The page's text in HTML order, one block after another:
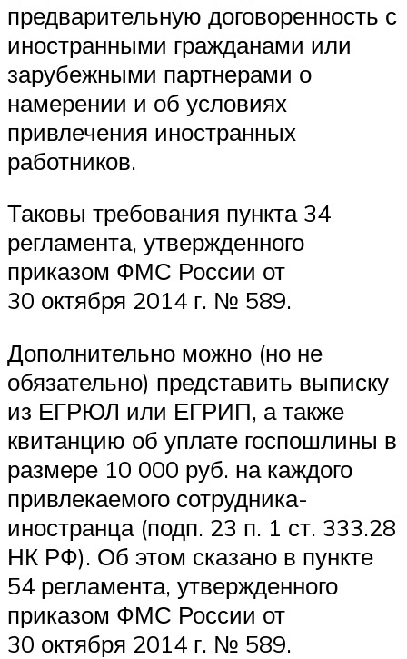
предварительную договоренность с
иностранными гражданами или
зарубежными партнерами о
намерении и об условиях
привлечения иностранных
работников.
Таковы требования пункта 34
регламента, утвержденного
приказом ФМС России от
30 октября 2014 г. № 589.
Дополнительно можно (но не
обязательно) представить выписку
из ЕГРЮЛ или ЕГРИП, а также
квитанцию об уплате госпошлины в
размере 10 000 руб. на каждого
привлекаемого сотрудника-
иностранца (подп. 23 п. 1 ст. 333.28
НК РФ). Об этом сказано в пункте
54 регламента, утвержденного
приказом ФМС России от
30 октября 2014 г. № 589.